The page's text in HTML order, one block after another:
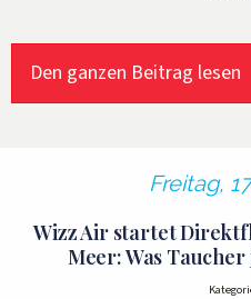
Den ganzen Beitrag lesen
Freitag,
Wizz Air startet
Meer: Was